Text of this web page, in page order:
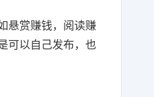
悬赏赚钱，阅读赚
可以自己发布，也